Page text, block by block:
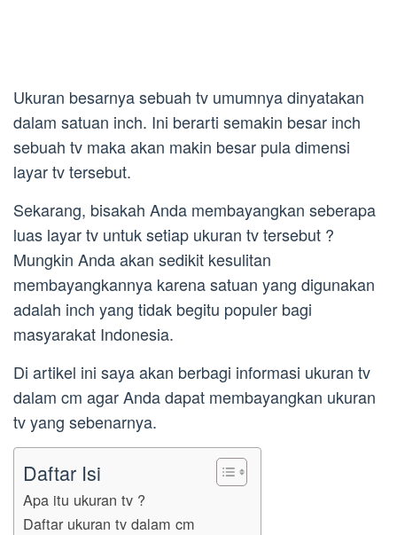
Ukuran besarnya sebuah tv umumnya dinyatakan
dalam satuan inch. Ini berarti semakin besar inch
sebuah tv maka akan makin besar pula dimensi
layar tv tersebut.
Sekarang, bisakah Anda membayangkan seberapa
luas layar tv untuk setiap ukuran tv tersebut ?
Mungkin Anda akan sedikit kesulitan
membayangkannya karena satuan yang digunakan
adalah inch yang tidak begitu populer bagi
masyarakat Indonesia.
Di artikel ini saya akan berbagi informasi ukuran tv
dalam cm agar Anda dapat membayangkan ukuran
tv yang sebenarnya.
Daftar Isi
Apa itu ukuran tv ?
Daftar ukuran tv dalam cm